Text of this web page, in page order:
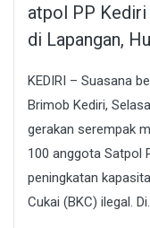
atpol PP
di Lapangan,
KEDIRI – Suasana
Brimob Kediri,
gerakan serempak
100 anggota Satpol
peningkatan
Cukai (BKC) ilegal.